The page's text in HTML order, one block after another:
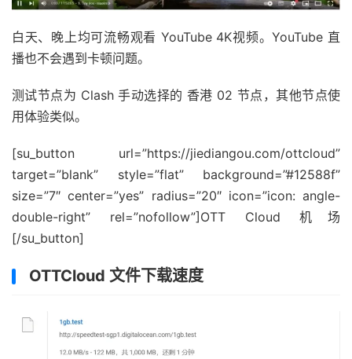
白天、晚上均可流畅观看 YouTube 4K视频。YouTube 直
播也不会遇到卡顿问题。
测试节点为 Clash 手动选择的 香港 02 节点，其他节点使
用体验类似。
[su_button url=”https://jiediangou.com/ottcloud”
target=”blank” style=”flat” background=”#12588f”
size=”7″ center=”yes” radius=”20″ icon=”icon: angle-
double-right” rel=”nofollow”]OTT Cloud 机场
[/su_button]
OTTCloud 文件下载速度